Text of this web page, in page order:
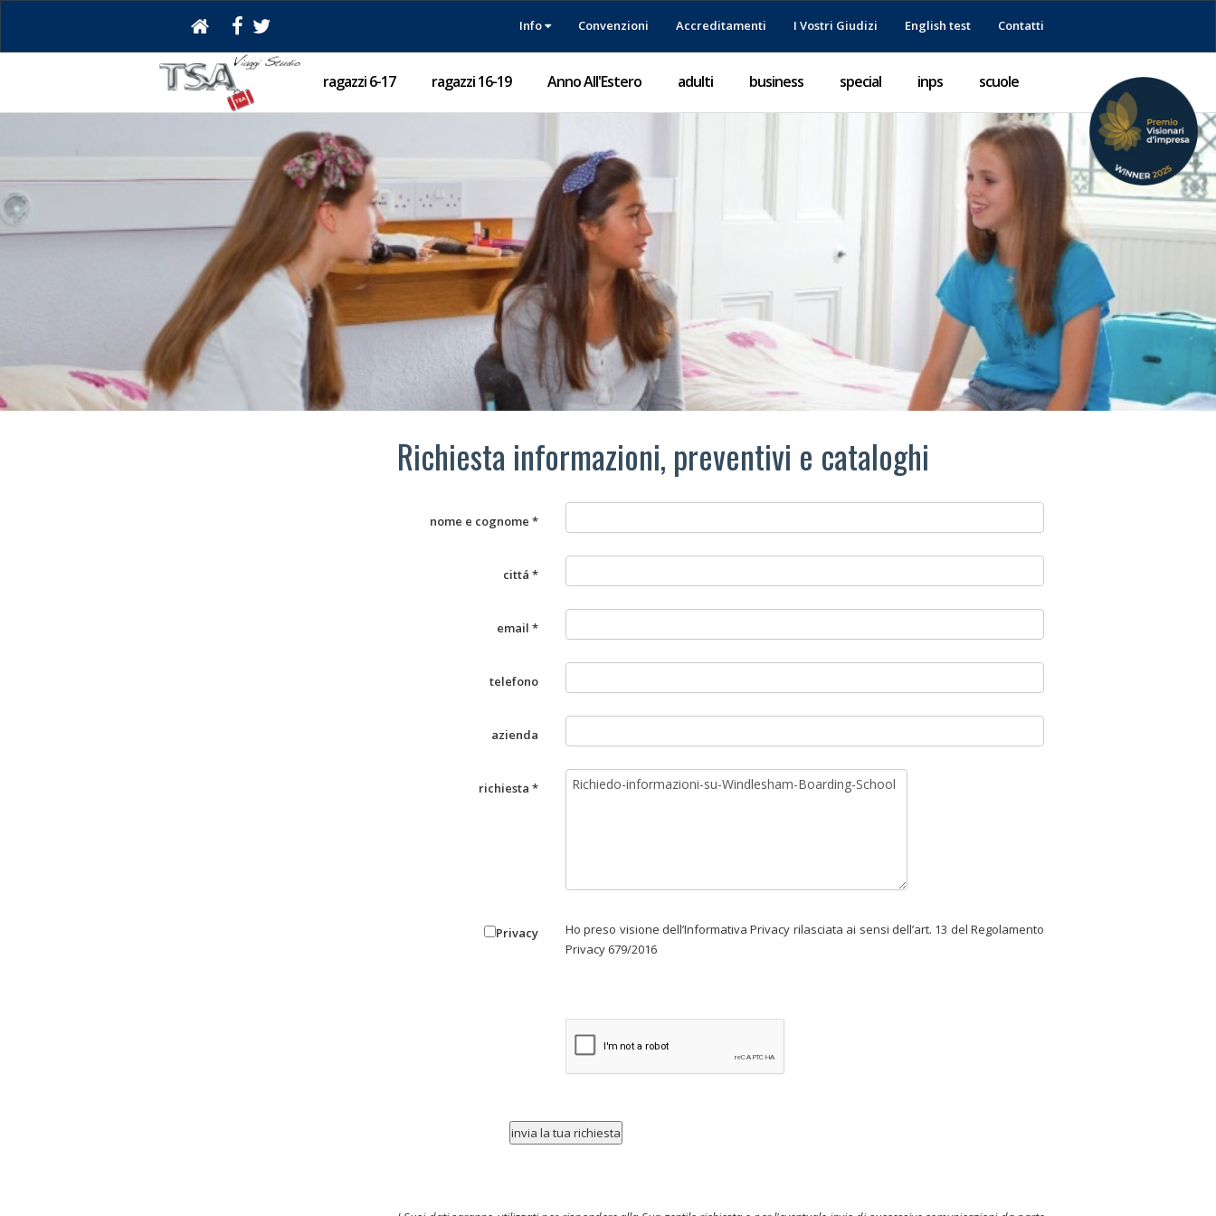
Info Convenzioni Accreditamenti I Vostri Giudizi English test Contatti
ragazzi 6-17 ragazzi 16-19 Anno All'Estero adulti business special inps scuole
Richiesta informazioni, preventivi e cataloghi
nome e cognome *
cittá *
email *
telefono
azienda
richiesta *
Privacy
Ho preso visione dell’Informativa Privacy rilasciata ai sensi dell’art. 13 del Regolamento
Privacy 679/2016
invia la tua richiesta